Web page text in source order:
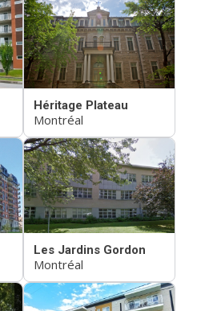
Héritage Plateau
Montréal
Les Jardins Gordon
Montréal